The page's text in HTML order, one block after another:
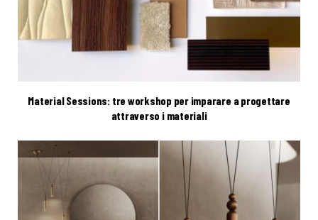
Material Sessions: tre workshop per imparare a progettare
attraverso i materiali